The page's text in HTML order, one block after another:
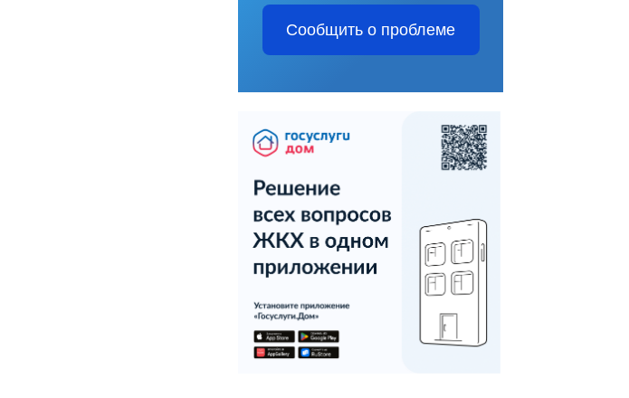
Сообщить о проблеме